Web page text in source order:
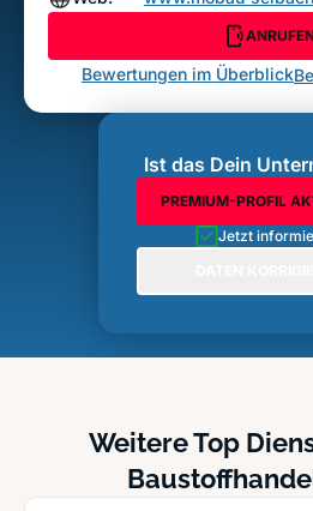
Bewertungen im Überblick
Ist das Dein
PREMIUM-PROFIL
Jetzt
Weitere Top